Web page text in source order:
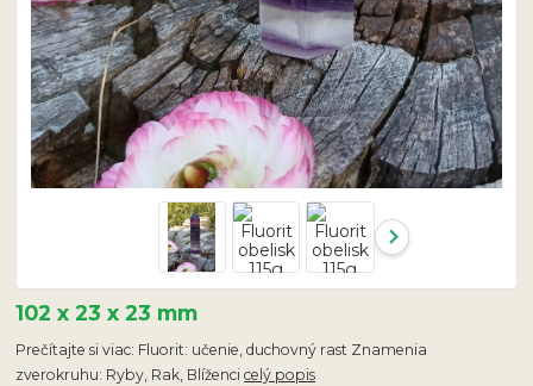
102 x 23 x 23 mm
Prečítajte si viac: Fluorit: učenie, duchovný rast Znamenia
zverokruhu: Ryby, Rak, Blížencicelý popis